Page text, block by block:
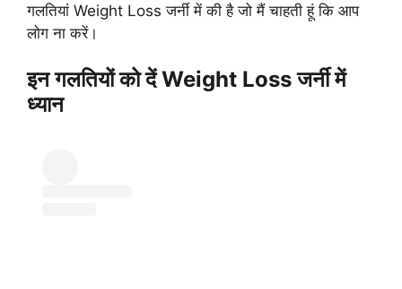
गलतियां Weight Loss जर्नी में की है जो मैं चाहती हूं कि आप
लोग ना करें।
इन गलतियों को दें Weight Loss जर्नी में
ध्यान